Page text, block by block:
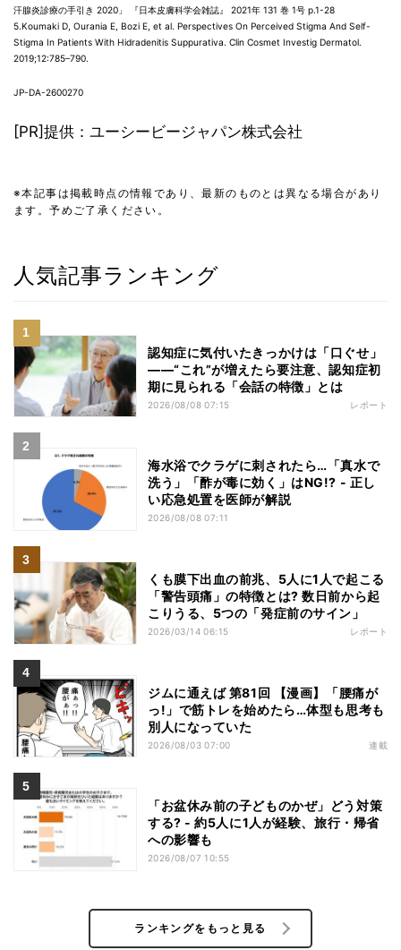
汗腺炎診療の手引き 2020」 『日本皮膚科学会雑誌』 2021年 131 巻 1号 p.1-28
5.Koumaki D, Ourania E, Bozi E, et al. Perspectives On Perceived Stigma And Self-
Stigma In Patients With Hidradenitis Suppurativa. Clin Cosmet Investig Dermatol.
2019;12:785–790.
JP-DA-2600270
[PR]提供：ユーシービージャパン株式会社
※本記事は掲載時点の情報であり、最新のものとは異なる場合があり
ます。予めご了承ください。
人気記事ランキング
認知症に気付いたきっかけは「口ぐせ」
――“これ”が増えたら要注意、認知症初
期に見られる「会話の特徴」とは
2026/08/08 07:15 レポート
海水浴でクラゲに刺されたら…「真水で
洗う」「酢が毒に効く」はNG!? - 正し
い応急処置を医師が解説
2026/08/08 07:11
くも膜下出血の前兆、5人に1人で起こる
「警告頭痛」の特徴とは? 数日前から起
こりうる、5つの「発症前のサイン」
2026/03/14 06:15 レポート
ジムに通えば 第81回 【漫画】「腰痛が
っ!」で筋トレを始めたら…体型も思考も
別人になっていた
2026/08/03 07:00 連載
「お盆休み前の子どものかぜ」どう対策
する? - 約5人に1人が経験、旅行・帰省
への影響も
2026/08/07 10:55
ランキングをもっと見る